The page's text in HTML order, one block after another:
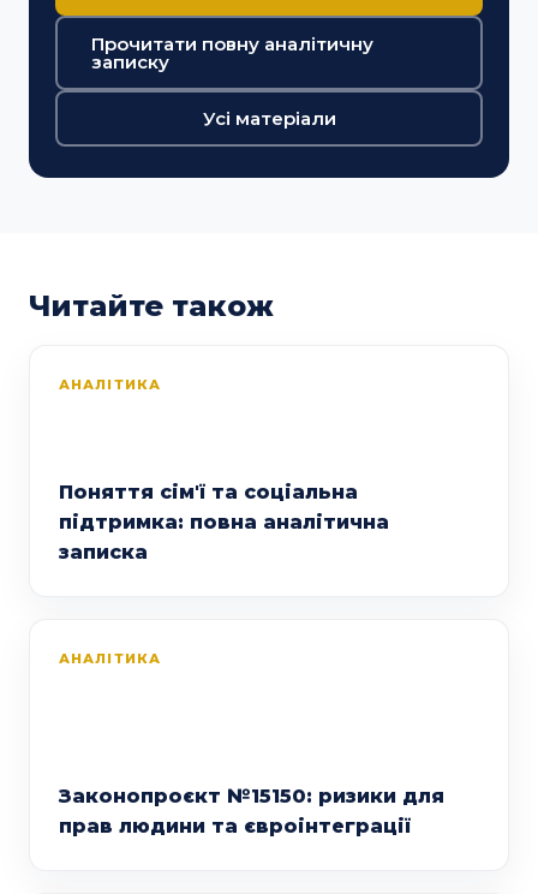
Прочитати повну аналітичну
записку
Усі матеріали
Читайте також
АНАЛІТИКА
Поняття сім'ї та соціальна
підтримка: повна аналітична
записка
АНАЛІТИКА
Законопроєкт №15150: ризики для
прав людини та євроінтеграції